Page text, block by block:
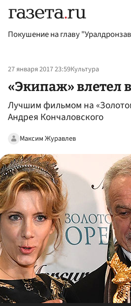
Покушение на главу
27 января 2017 23:59Культура
«Экипаж» влетел
Лучшим фильмом на
Андрея Кончаловского
Максим Журавлев